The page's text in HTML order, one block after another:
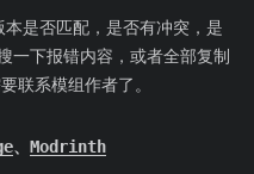
是否匹配，是否有冲突，是
下报错内容，或者全部复制
联系模组作者了。
、 Modrinth